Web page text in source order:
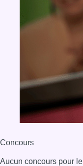
Concours
Aucun concours pour